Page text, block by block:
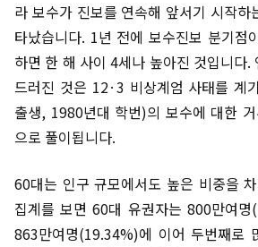
라 보수가 진보를 연속해 앞서기 시작
타났습니다. 1년 전에 보수진보 분기점
하면 한 해 사이 4세나 높아진 것입니다.
드러진 것은 12·3 비상계엄 사태를 계
출생, 1980년대 학번)의 보수에 대한
으로 풀이됩니다.
60대는 인구 규모에서도 높은 비중을
집계를 보면 60대 유권자는 800만여
863만여명(19.34%)에 이어 두번째로